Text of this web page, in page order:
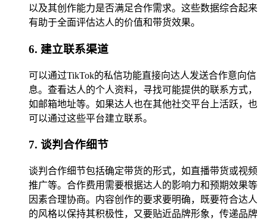
以及其创作能力是否满足合作需求。这些数据综合起来
有助于全面评估达人的价值和带货效果。
6. 建立联系渠道
可以通过TikTok的私信功能直接向达人发送合作意向信
息。查看达人的个人资料，寻找可能提供的联系方式，
如邮箱地址等。如果达人也在其他社交平台上活跃，也
可以通过这些平台建立联系。
7. 谈判合作细节
谈判合作细节包括确定带货的形式，如直播带货或视频
推广等。合作费用需要根据达人的影响力和预期效果等
因素合理协商。内容创作的要求要明确，既要符合达人
的风格以保持其积极性，又要贴近品牌形象，传递品牌